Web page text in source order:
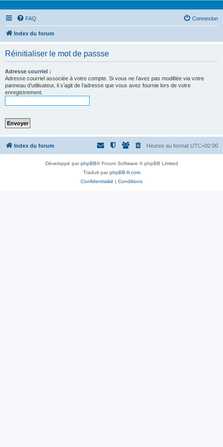
FAQ Connexion
Index du forum
Réinitialiser le mot de passse
Adresse courriel :
Adresse courriel associée à votre compte. Si vous ne l’avez pas modifiée via votre
panneau d’utilisateur, il s’agit de l’adresse que vous avez fournie lors de votre
enregistrement.
Index du forum Heures au format UTC+02:00
Développé parphpBB® Forum Software © phpBB Limited
Traduit parphpBB-fr.com
Confidentialité | Conditions